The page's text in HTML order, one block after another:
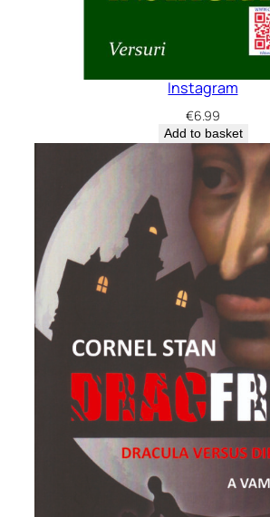
Instagram
€6.99
Add to basket